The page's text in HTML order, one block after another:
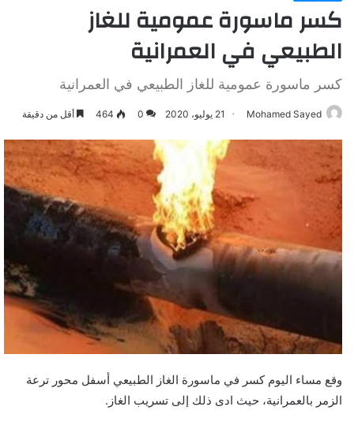
كسر ماسورة عمومية للغاز
الطبيعي في العمرانية
كسر ماسورة عمومية للغاز الطبيعي في العمرانية
Mohamed Sayed 21 يوليو، 2020 0
464 أقل من دقيقة
وقع مساء اليوم كسر في ماسورة الغاز الطبيعي أسفل محور ترعة
الزمر بالعمرانية، حيث ادى ذلك إلى تسريب الغاز.